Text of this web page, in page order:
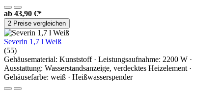
ab 43,90 €*
2 Preise vergleichen
Severin 1,7 l Weiß
(55)
Gehäusematerial: Kunststoff · Leistungsaufnahme: 2200 W ·
Ausstattung: Wasserstandsanzeige, verdecktes Heizelement ·
Gehäusefarbe: weiß · Heißwasserspender